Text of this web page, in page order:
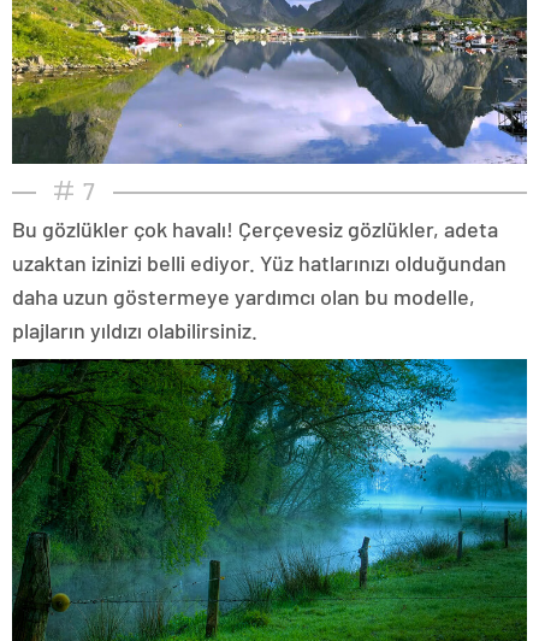
7
Bu gözlükler çok havalı! Çerçevesiz gözlükler, adeta
uzaktan izinizi belli ediyor. Yüz hatlarınızı olduğundan
daha uzun göstermeye yardımcı olan bu modelle,
plajların yıldızı olabilirsiniz.